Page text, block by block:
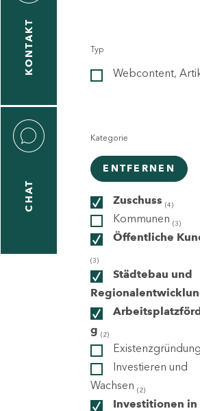
KONTAKT
CHAT
Typ
Webcontent,
Kategorie
ENTFERNEN
Zuschuss (4)
Kommunen (3)
Öffentliche
(3)
Städtebau und
g (2)
Existenzgründung
Investieren und
Wachsen (2)
Investitionen in